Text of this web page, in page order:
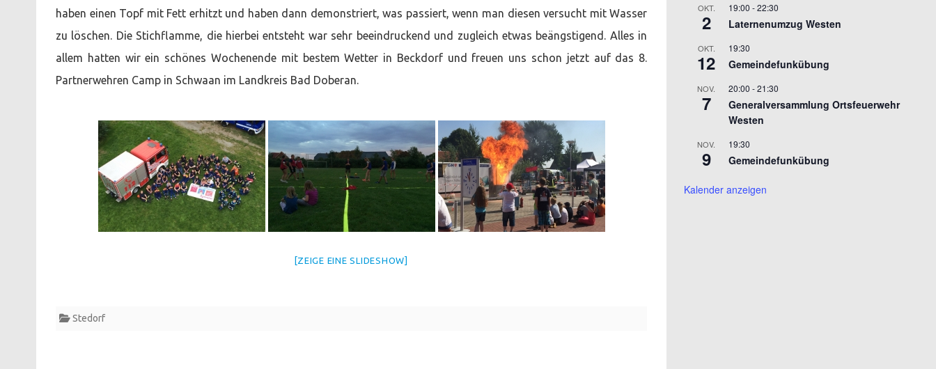
haben einen Topf mit Fett erhitzt und haben dann demonstriert, was passiert, wenn man diesen versucht mit Wasser
zu löschen. Die Stichflamme, die hierbei entsteht war sehr beeindruckend und zugleich etwas beängstigend. Alles in
allem hatten wir ein schönes Wochenende mit bestem Wetter in Beckdorf und freuen uns schon jetzt auf das 8.
Partnerwehren Camp in Schwaan im Landkreis Bad Doberan.
[ZEIGE EINE SLIDESHOW]
Stedorf
OKT.
2
19:00 -22:30
Laternenumzug Westen
OKT.
12
19:30
Gemeindefunkübung
NOV.
7
20:00 -21:30
Generalversammlung Ortsfeuerwehr
Westen
NOV.
9
19:30
Gemeindefunkübung
Kalender anzeigen